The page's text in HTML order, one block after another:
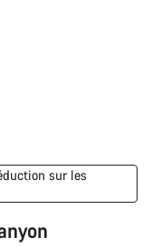
sur les